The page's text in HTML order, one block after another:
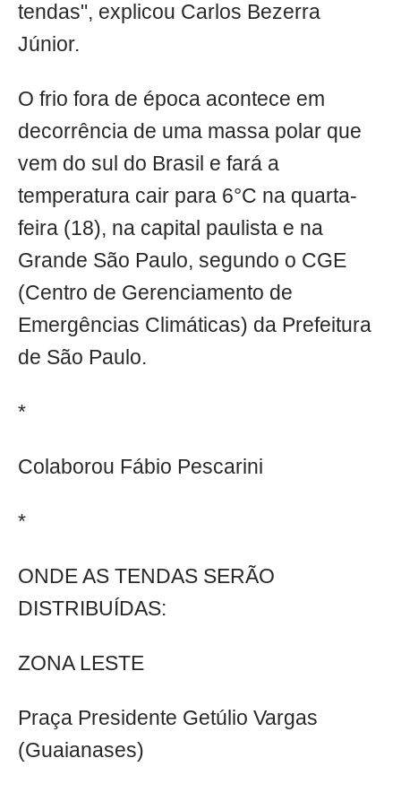
tendas", explicou Carlos Bezerra
Júnior.
O frio fora de época acontece em
decorrência de uma massa polar que
vem do sul do Brasil e fará a
temperatura cair para 6°C na quarta-
feira (18), na capital paulista e na
Grande São Paulo, segundo o CGE
(Centro de Gerenciamento de
Emergências Climáticas) da Prefeitura
de São Paulo.
*
Colaborou Fábio Pescarini
*
ONDE AS TENDAS SERÃO
DISTRIBUÍDAS:
ZONA LESTE
Praça Presidente Getúlio Vargas
(Guaianases)